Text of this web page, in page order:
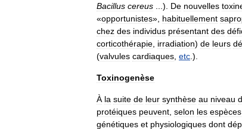
Bacillus cereus ...). De nouvelles
«opportunistes», habituellement
chez des individus présentant des
corticothérapie irradiation) de leurs
(valvules cardiaques etc .).
Toxinogenèse
À la suite de leur synthèse au niveau
protéiques peuvent selon les espèces
génétiques et physiologiques dont